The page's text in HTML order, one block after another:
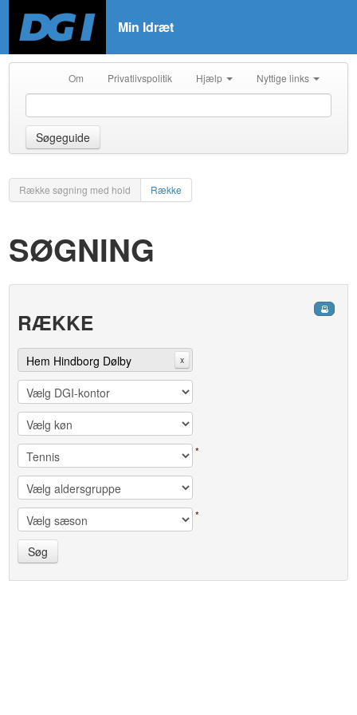
Min Idræt
Om Privatlivspolitik Hjælp Nyttige links
Søgeguide
Række søgning med hold Række
SØGNING
RÆKKE
Hem Hindborg Dølby
Idrætsforening
x
*
*